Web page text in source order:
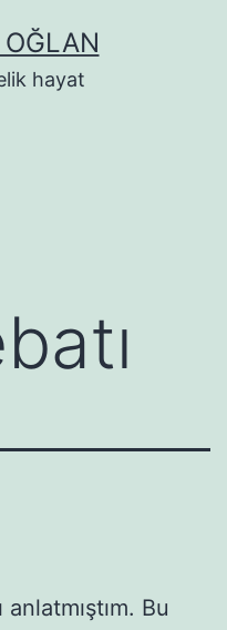
OĞLAN
hayat
anlatmıştım. Bu